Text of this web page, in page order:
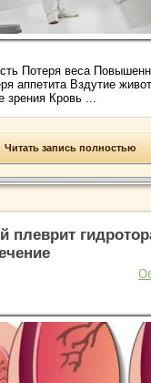
Потеря веса
аппетита Вздутие
зрения Кровь ...
Читать запись полностью
плеврит